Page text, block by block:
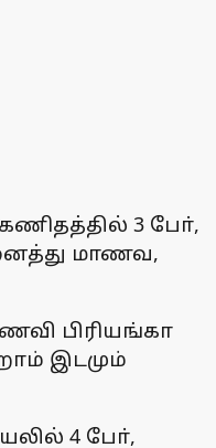
3 போ்,
மாணவ,
பிரியங்கா
இடமும்
4 போ்,